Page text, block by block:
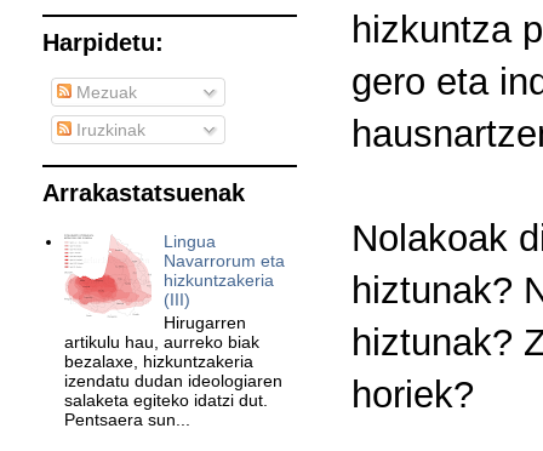
hizkuntza
gero eta
Nolakoak
hiztunak?
hiztunak?
horiek?
Harpidetu:
Mezuak
Iruzkinak
Arrakastatsuenak
Lingua
Navarrorum eta
hizkuntzakeria
(III)
Hirugarren
artikulu hau, aurreko biak
bezalaxe, hizkuntzakeria
izendatu dudan ideologiaren
salaketa egiteko idatzi dut.
Pentsaera sun...